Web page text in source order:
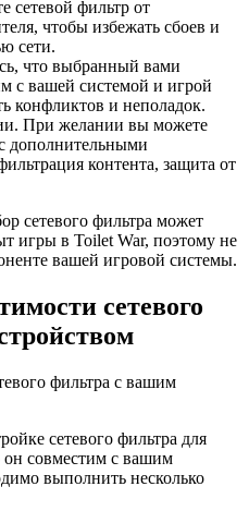
сетевой фильтр от
чтобы избежать сбоев и
сети.
что выбранный вами
с вашей системой и игрой
конфликтов и неполадок.
При желании вы можете
дополнительными
контента, защита от
сетевого фильтра может
игры в Toilet War, поэтому не
вашей игровой системы.
сетевого
фильтра с вашим
сетевого фильтра для
он совместим с вашим
выполнить несколько